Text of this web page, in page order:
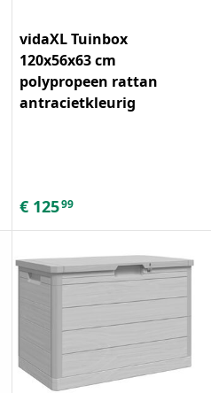
vidaXL Tuinbox
120x56x63 cm
polypropeen rattan
antracietkleurig
€ 12599